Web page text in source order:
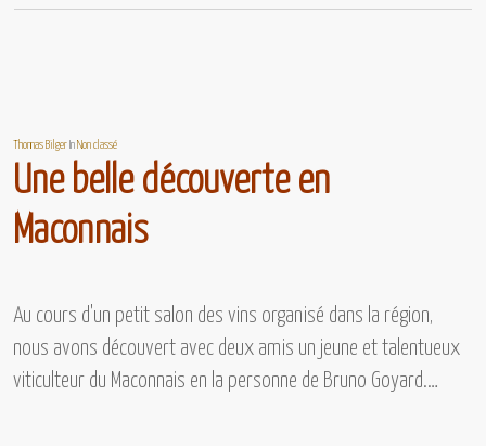
Thomas Bilger InNon classé
Une belle découverte en
Maconnais
Au cours d'un petit salon des vins organisé dans la région,
nous avons découvert avec deux amis un jeune et talentueux
viticulteur du Maconnais en la personne de Bruno Goyard.…